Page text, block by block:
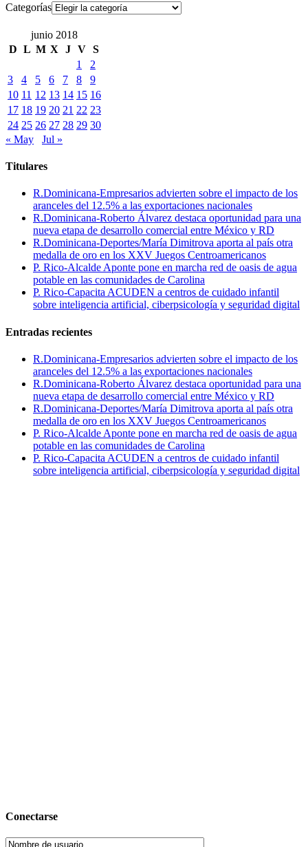
Categorías
junio 2018
D L M X J V S
1
2
3
4 5 6 7 8
9
10 11 12 13 14 15 16
17 18 19 20 21 22 23
24 25 26 27 28 29 30
« May
Jul »
Titulares
R.Dominicana-Empresarios advierten sobre el impacto de los
aranceles del 12.5% a las exportaciones nacionales
R.Dominicana-Roberto Álvarez destaca oportunidad para una
nueva etapa de desarrollo comercial entre México y RD
R.Dominicana-Deportes/María Dimitrova aporta al país otra
medalla de oro en los XXV Juegos Centroamericanos
P. Rico-Alcalde Aponte pone en marcha red de oasis de agua
potable en las comunidades de Carolina
P. Rico-Capacita ACUDEN a centros de cuidado infantil
sobre inteligencia artificial, ciberpsicología y seguridad digital
Entradas recientes
R.Dominicana-Empresarios advierten sobre el impacto de los
aranceles del 12.5% a las exportaciones nacionales
R.Dominicana-Roberto Álvarez destaca oportunidad para una
nueva etapa de desarrollo comercial entre México y RD
R.Dominicana-Deportes/María Dimitrova aporta al país otra
medalla de oro en los XXV Juegos Centroamericanos
P. Rico-Alcalde Aponte pone en marcha red de oasis de agua
potable en las comunidades de Carolina
P. Rico-Capacita ACUDEN a centros de cuidado infantil
sobre inteligencia artificial, ciberpsicología y seguridad digital
Conectarse